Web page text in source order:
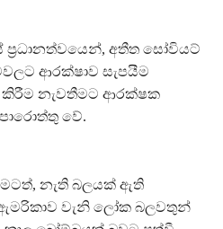
ප්‍රධානත්වයෙන්, අතීත සෝවියට්
ආරක්ෂාව සැපයීම
කිරීම නැවතීමට ආරක්ෂක
වේ.
නැති බලයක් ඇති
වැනි ලෝක බලවතුන්